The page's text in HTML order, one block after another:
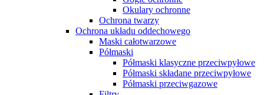
Okulary ochronne
Ochrona twarzy
Ochrona układu oddechowego
Maski całotwarzowe
Półmaski
Półmaski klasyczne przeciwpyłowe
Półmaski składane przeciwpyłowe
Półmaski przeciwgazowe